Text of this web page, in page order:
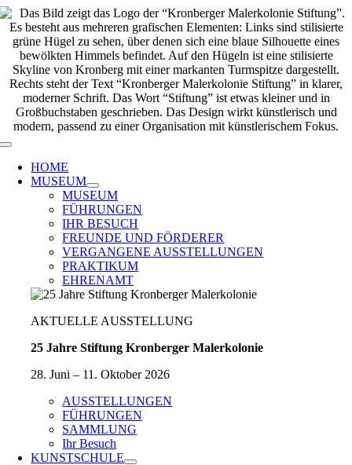
Zum
Inhalt
springen
Toggle
Navigation
HOME
MUSEUM
MUSEUM
FÜHRUNGEN
IHR BESUCH
FREUNDE UND FÖRDERER
VERGANGENE AUSSTELLUNGEN
PRAKTIKUM
EHRENAMT
AKTUELLE AUSSTELLUNG
25 Jahre Stiftung Kronberger Malerkolonie
28. Juni – 11. Oktober 2026
AUSSTELLUNGEN
FÜHRUNGEN
SAMMLUNG
Ihr Besuch
KUNSTSCHULE